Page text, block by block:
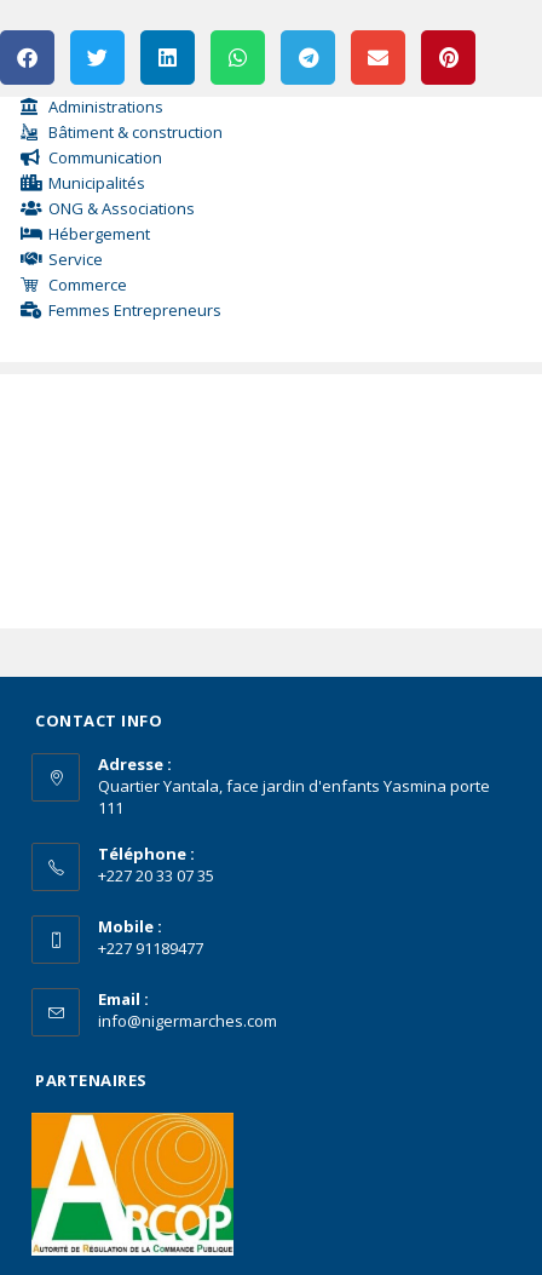
Administrations
Bâtiment & construction
Communication
Municipalités
ONG & Associations
Hébergement
Service
Commerce
Femmes Entrepreneurs
CONTACT INFO
Adresse :
Quartier Yantala, face jardin d'enfants Yasmina porte
111
Téléphone :
+227 20 33 07 35
Mobile :
+227 91189477
Email :
info@nigermarches.com
PARTENAIRES